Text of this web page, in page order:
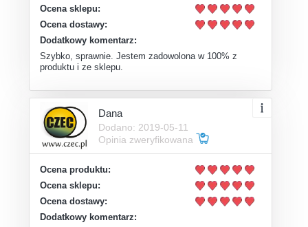
Ocena sklepu:
Ocena dostawy:
Dodatkowy komentarz:
Szybko, sprawnie. Jestem zadowolona w 100% z
produktu i ze sklepu.
Dana
Dodano: 2019-05-11
Opinia zweryfikowana
Ocena produktu:
Ocena sklepu:
Ocena dostawy:
Dodatkowy komentarz: